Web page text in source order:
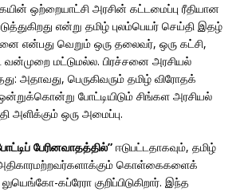
ஒற்றையாட்சி அரசின் கட்டமைப்பு ரீதியான
என்று தமிழ் புலம்பெயர் செய்தி இதழ்
என்பது வெறும் ஒரு தலைவர், ஒரு கட்சி,
வன்முறை மட்டுமல்ல. பிரச்சனை அரசியல்
அதாவது, பெருகிவரும் தமிழ் விரோதக்
போட்டியிடும் சிங்கள அரசியல்
அளிக்கும் ஒரு அமைப்பு.
பேரினவாதத்தில்” ஈடுபட்டதாகவும், தமிழ்
கொள்கைகளைக்
கப்ரேரா குறிப்பிடுகிறார். இந்த